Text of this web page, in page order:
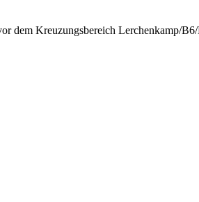
dem Kreuzungsbereich Lerchenkamp/